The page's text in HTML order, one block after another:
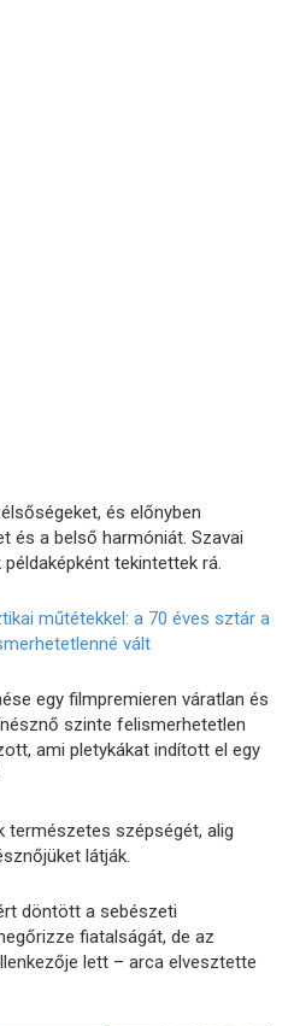
és előnyben
és a belső harmóniát. Szavai
tekintettek rá.
egy filmpremieren váratlan és
szinte felismerhetetlen
ami pletykákat indított el egy
természetes szépségét, alig
látják.
döntött a sebészeti
fiatalságát, de az
lett – arca elvesztette